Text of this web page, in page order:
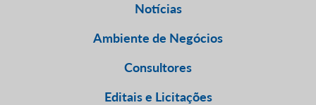
Notícias
Ambiente de Negócios
Consultores
Editais e Licitações